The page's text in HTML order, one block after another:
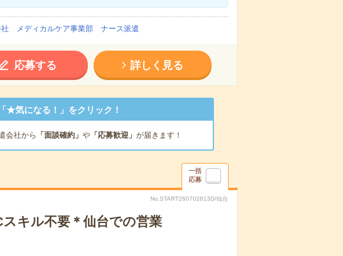
社 メディカルケア事業部 ナース派遣
応募する 詳しく見る
★気になる！」をクリック！
会社から 「面談確約」 や「応募歓迎」 が届きます！
一括
応募
No.START260702613D/仙台
キル不要＊仙台での営業